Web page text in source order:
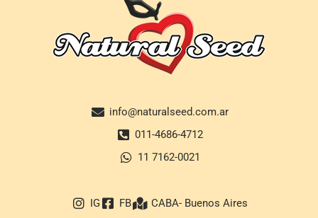
info@naturalseed.com.ar
011-4686-4712
11 7162-0021
IG FB CABA- Buenos Aires